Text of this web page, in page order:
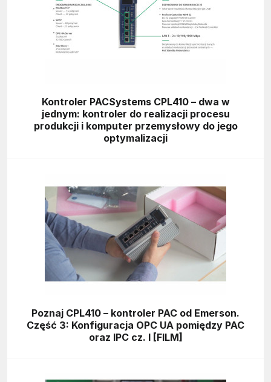
Kontroler PACSystems CPL410 – dwa w
jednym: kontroler do realizacji procesu
produkcji i komputer przemysłowy do jego
optymalizacji
Poznaj CPL410 – kontroler PAC od Emerson.
Część 3: Konfiguracja OPC UA pomiędzy PAC
oraz IPC cz. I [FILM]